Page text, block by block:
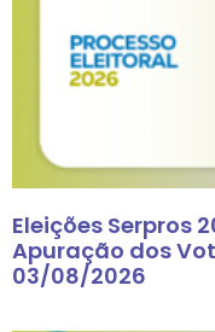
Eleições Serpros
Apuração dos
03/08/2026